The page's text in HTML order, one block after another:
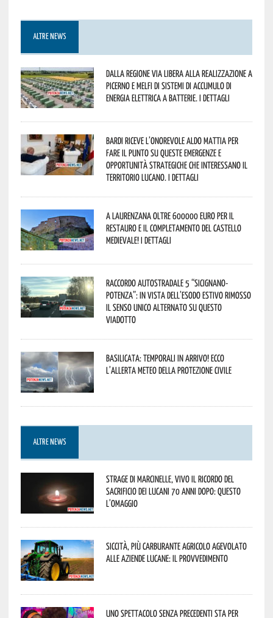
ALTRE NEWS
Dalla Regione via libera alla realizzazione a
Picerno e Melfi di sistemi di accumulo di
energia elettrica a batterie. I dettagli
Bardi riceve l’onorevole Aldo Mattia per
fare il punto su queste emergenze e
opportunità strategiche che interessano il
territorio lucano. I dettagli
A Laurenzana oltre 600000 euro per il
restauro e il completamento del Castello
Medievale! I dettagli
Raccordo Autostradale 5 “Sicignano-
Potenza”: in vista dell’esodo estivo rimosso
il senso unico alternato su questo
viadotto
Basilicata: temporali in arrivo! Ecco
l’allerta meteo della Protezione civile
ALTRE NEWS
Strage di Marcinelle, vivo il ricordo del
sacrificio dei lucani 70 anni dopo: questo
l’omaggio
Siccità, più carburante agricolo agevolato
alle aziende lucane: il provvedimento
Uno spettacolo senza precedenti sta per